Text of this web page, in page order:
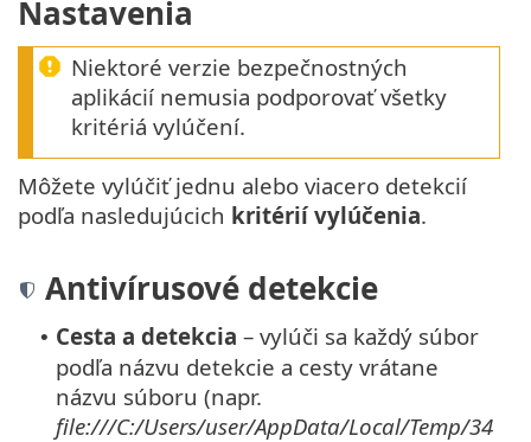
Nastavenia
Niektoré verzie bezpečnostných
aplikácií nemusia podporovať všetky
kritériá vylúčení.
Môžete vylúčiť jednu alebo viacero detekcií
podľa nasledujúcich kritérií vylúčenia.
Antivírusové detekcie
• Cesta a detekcia – vylúči sa každý súbor
podľa názvu detekcie a cesty vrátane
názvu súboru (napr.
file:///C:/Users/user/AppData/Local/Temp/34